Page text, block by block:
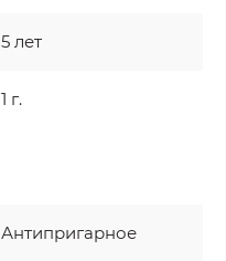
5 лет
1 г.
Антипригарное